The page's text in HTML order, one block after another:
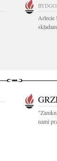
Arlecie
nami